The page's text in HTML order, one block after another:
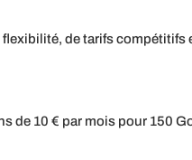
de tarifs compétitifs
de 10 € par mois pour 150